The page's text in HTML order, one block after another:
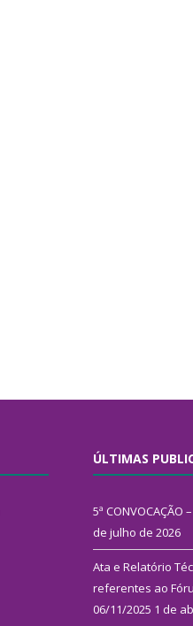
ÚLTIMAS
5ª CONVOCAÇÃO
de julho de 2026
Ata e Relatório
referentes ao
06/11/2025 1 de